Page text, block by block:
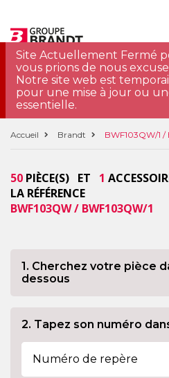
Site Actuellement Fermé
vous prions de nous
Notre site web est
pour une mise à jour ou
essentielle.
Accueil Brandt BWF103QW/1
50 PIÈCE(S) ET 1
LA RÉFÉRENCE
BWF103QW / BWF103QW/1
1. Cherchez votre pièce
dessous
2. Tapez son numéro